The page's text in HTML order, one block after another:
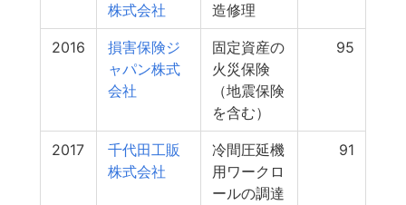
株式会社 造修理
2016
損害保険ジ
ャパン株式
会社
固定資産の
火災保険
（地震保険
を含む）
95
2017
千代田工販
株式会社
冷間圧延機
用ワークロ
ールの調達
91